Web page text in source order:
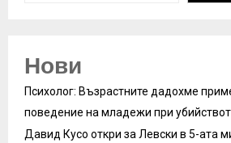
Нови
Психолог: Възрастните дадохме
поведение на младежи при
Давид Кусо откри за Левски в 5-ата